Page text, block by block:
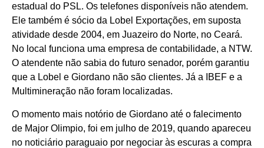
estadual do PSL. Os telefones disponíveis não atendem.
Ele também é sócio da Lobel Exportações, em suposta
atividade desde 2004, em Juazeiro do Norte, no Ceará.
No local funciona uma empresa de contabilidade, a NTW.
O atendente não sabia do futuro senador, porém garantiu
que a Lobel e Giordano não são clientes. Já a IBEF e a
Multimineração não foram localizadas.
O momento mais notório de Giordano até o falecimento
de Major Olimpio, foi em julho de 2019, quando apareceu
no noticiário paraguaio por negociar às escuras a compra